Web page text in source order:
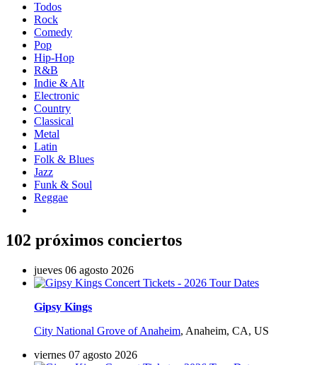
Todos
Rock
Comedy
Pop
Hip-Hop
R&B
Indie & Alt
Electronic
Country
Classical
Metal
Latin
Folk & Blues
Jazz
Funk & Soul
Reggae
102 próximos conciertos
jueves 06 agosto 2026
Gipsy Kings
City National Grove of Anaheim, Anaheim, CA, US
viernes 07 agosto 2026